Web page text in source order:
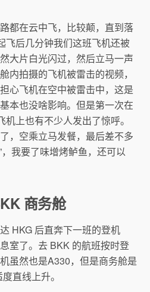
都在云中飞，比较颠，直到落
飞后几分钟我们这班飞机还被
大片白光闪过，然后立马一声
内拍摄的飞机被雷击的视频，
心飞机在空中被雷击中，这是
本也没啥影响。但是第一次在
机上也有不少人发出了惊呼。
，空乘立马发餐，最后差不多
我要了味增烤鲈鱼，还可以
商务舱
HKG 后直奔下一班的登机
室了。去 BKK 的航班按时登
虽然也是A330，但是商务舱是
直线上升。